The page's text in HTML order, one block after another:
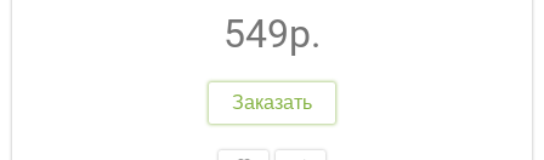
549р.
Заказать